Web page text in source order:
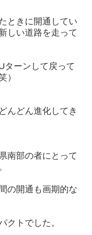
ときに開通してい
しい道路を走って
ターンして戻って
）
んどん進化してき
南部の者にとって
の開通も画期的な
クトでした。